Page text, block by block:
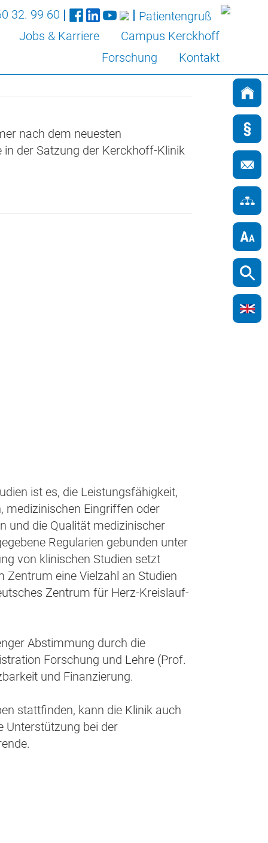
32. 99 60
Patientengruß
Jobs & Karriere
Campus Kerckhoff
Forschung
Kontakt
nach dem neuesten
der Satzung der Kerckhoff-Klinik
ist es, die Leistungsfähigkeit,
medizinischen Eingriffen oder
und die Qualität medizinischer
Regularien gebunden unter
von klinischen Studien setzt
eine Vielzahl an Studien
Zentrum für Herz-Kreislauf-
Abstimmung durch die
Forschung und Lehre (Prof.
und Finanzierung.
stattfinden, kann die Klinik auch
Unterstützung bei der